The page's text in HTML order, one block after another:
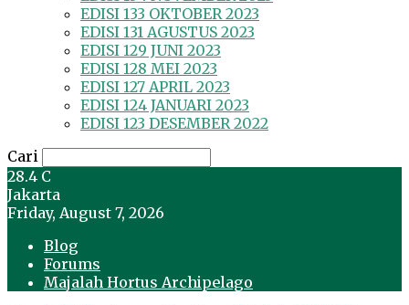
EDISI 133 OKTOBER 2023
EDISI 131 AGUSTUS 2023
EDISI 129 JUNI 2023
EDISI 128 MEI 2023
EDISI 127 APRIL 2023
EDISI 124 JANUARI 2023
EDISI 123 DESEMBER 2022
Cari
28.4 C
Jakarta
Friday, August 7, 2026
Blog
Forums
Majalah Hortus Archipelago